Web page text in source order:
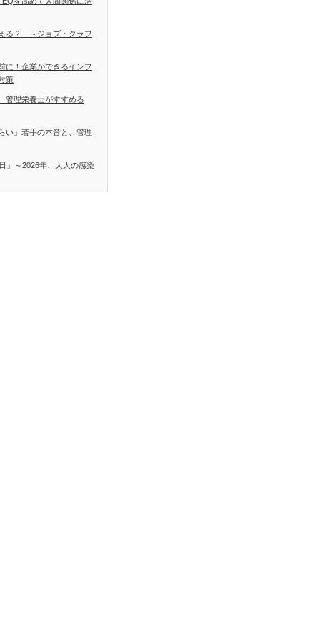
る？ ～ジョブ・クラフ
に！企業ができるインフ
策
理栄養士がすすめる
い」若手の本音と、管理
」～2026年、大人の感染